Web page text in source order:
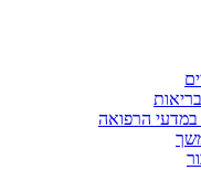
במדעי הרפואה